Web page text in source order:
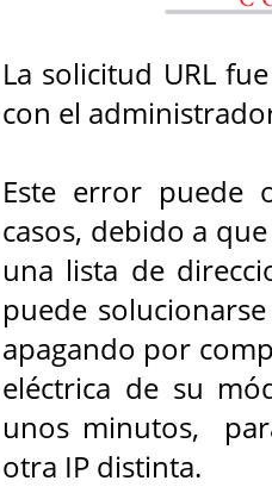
La solicitud URL
con el
Este error puede
casos, debido a
una lista de
puede
apagando por
eléctrica de su
unos minutos,
otra IP distinta.